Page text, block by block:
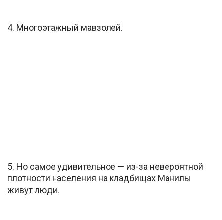
4. Многоэтажный мавзолей.
5. Но самое удивительное — из-за невероятной
плотности населения на кладбищах Манилы
живут люди.